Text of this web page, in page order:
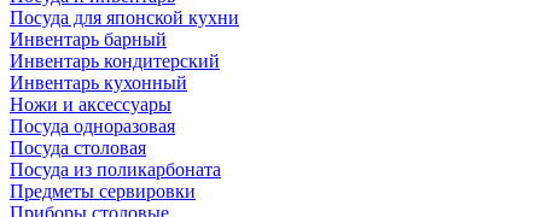
Посуда для японской кухни
Инвентарь барный
Инвентарь кондитерский
Инвентарь кухонный
Ножи и аксессуары
Посуда одноразовая
Посуда столовая
Посуда из поликарбоната
Предметы сервировки
Приборы столовые